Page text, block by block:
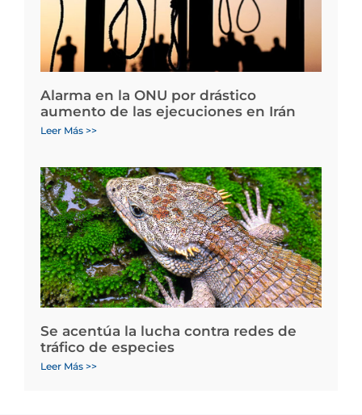
Alarma en la ONU por drástico
aumento de las ejecuciones en Irán
Leer Más >>
Se acentúa la lucha contra redes de
tráfico de especies
Leer Más >>